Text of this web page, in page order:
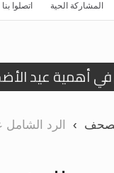
المشاركة الحية اتصلوا بنا
في أهمية عيد
في أهمية عيد
وأهداف >>
الرد